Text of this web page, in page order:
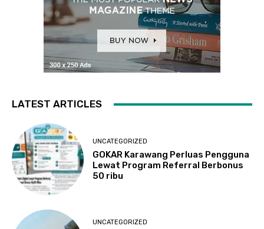
LATEST ARTICLES
UNCATEGORIZED
GOKAR Karawang Perluas Pengguna
Lewat Program Referral Berbonus
50 ribu
UNCATEGORIZED